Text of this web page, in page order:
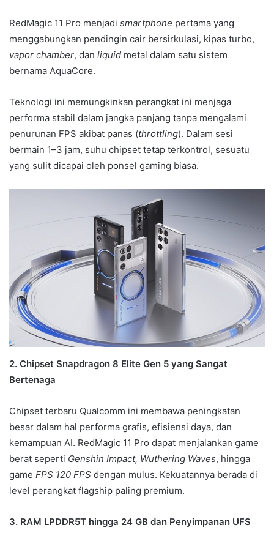
RedMagic 11 Pro menjadi smartphone pertama yang
menggabungkan pendingin cair bersirkulasi, kipas turbo,
vapor chamber, dan liquid metal dalam satu sistem
bernama AquaCore.
Teknologi ini memungkinkan perangkat ini menjaga
performa stabil dalam jangka panjang tanpa mengalami
penurunan FPS akibat panas (throttling). Dalam sesi
bermain 1–3 jam, suhu chipset tetap terkontrol, sesuatu
yang sulit dicapai oleh ponsel gaming biasa.
2. Chipset Snapdragon 8 Elite Gen 5 yang Sangat
Bertenaga
Chipset terbaru Qualcomm ini membawa peningkatan
besar dalam hal performa grafis, efisiensi daya, dan
kemampuan AI. RedMagic 11 Pro dapat menjalankan game
berat seperti Genshin Impact, Wuthering Waves, hingga
game FPS 120 FPS dengan mulus. Kekuatannya berada di
level perangkat flagship paling premium.
3. RAM LPDDR5T hingga 24 GB dan Penyimpanan UFS